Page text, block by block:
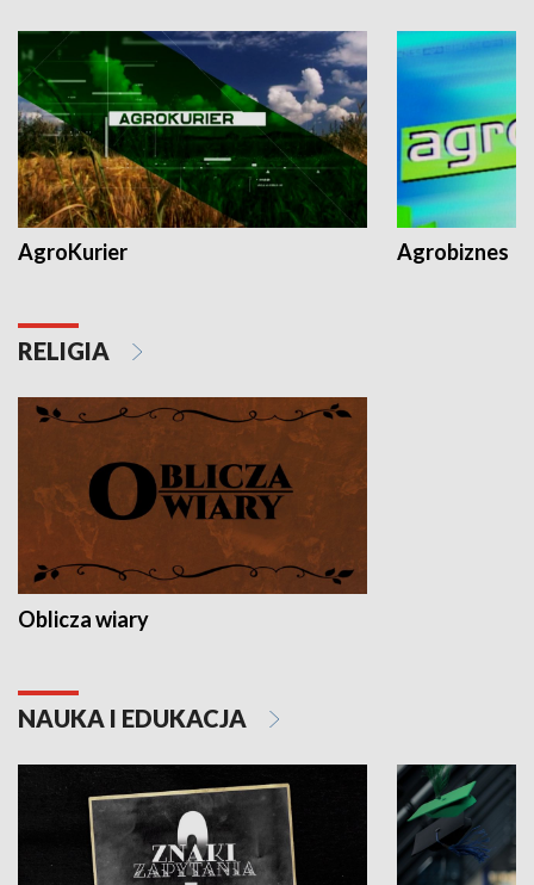
AgroKurier Agrobiznes
RELIGIA
Oblicza wiary
NAUKA I EDUKACJA